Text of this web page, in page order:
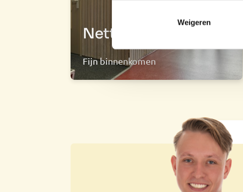
Weigeren
Nette entree
Fijn binnenkomen